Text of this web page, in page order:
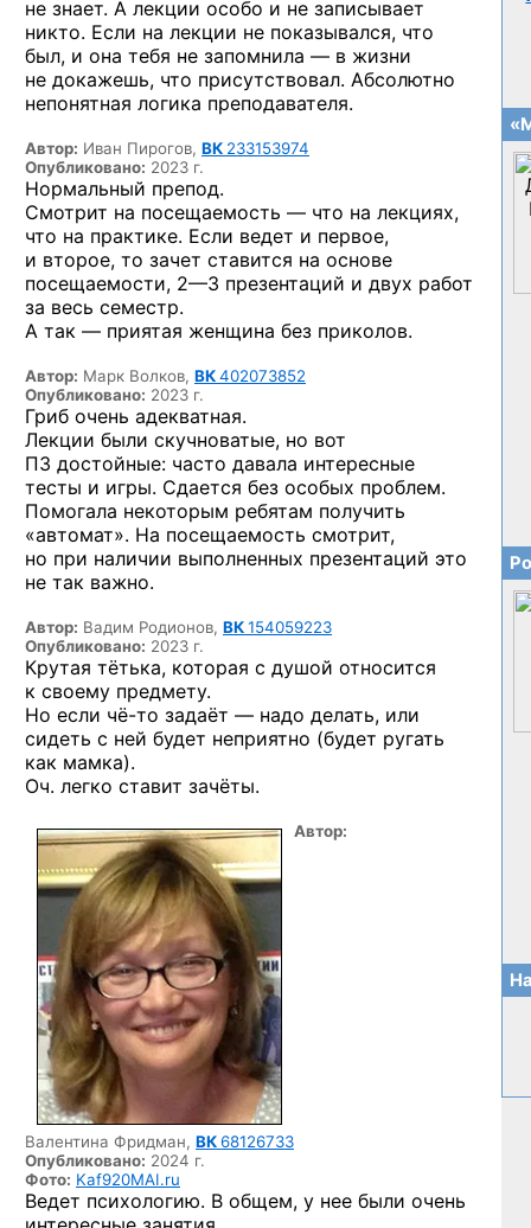
не знает. А лекции особо и не записывает
никто. Если на лекции не показывался, что
был, и она тебя не запомнила — в жизни
не докажешь, что присутствовал. Абсолютно
непонятная логика преподавателя.
Автор: Иван Пирогов, ВК 233153974
Опубликовано: 2023 г.
Нормальный препод.
Смотрит на посещаемость — что на лекциях,
что на практике. Если ведет и первое,
и второе, то зачет ставится на основе
посещаемости, 2—3 презентаций и двух работ
за весь семестр.
А так — приятая женщина без приколов.
Автор: Марк Волков, ВК402073852
Опубликовано: 2023 г.
Гриб очень адекватная.
Лекции были скучноватые, но вот
ПЗ достойные: часто давала интересные
тесты и игры. Сдается без особых проблем.
Помогала некоторым ребятам получить
«автомат». На посещаемость смотрит,
но при наличии выполненных презентаций это
не так важно.
Автор: Вадим Родионов, ВК154059223
Опубликовано: 2023 г.
Крутая тётька, которая с душой относится
к своему предмету.
Но если чё-то задаёт — надо делать, или
сидеть с ней будет неприятно (будет ругать
как мамка).
Оч. легко ставит зачёты.
Автор:
Валентина Фридман, ВК68126733
Опубликовано: 2024 г.
Фото: Kaf920MAI.ru
Ведет психологию. В общем, у нее были очень